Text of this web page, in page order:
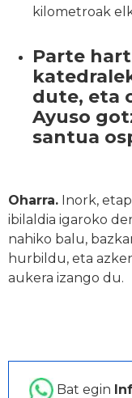
kilometroak
Parte
dute, eta
Ayuso
santua
Oharra. Inork,
ibilaldia igaroko
nahiko balu,
hurbildu, eta
aukera izango du.
Bat egin